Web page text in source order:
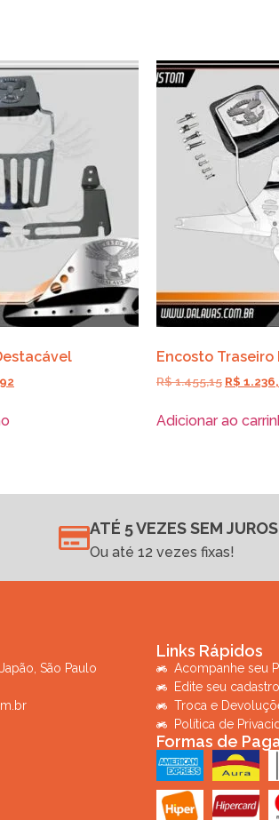
Encosto
R$1.455,15 R$
Adicionar ao
ATÉ 5 VEZES SEM JUROS
Ou até 12 vezes fixas!
São Paulo
Links Rápidos
Acompanhe seu
Edite seu cadastro
Troca e
Política de
Formas de